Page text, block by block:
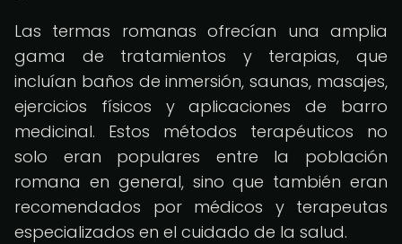
Las termas romanas ofrecían una amplia
gama de tratamientos y terapias, que
incluían baños de inmersión, saunas, masajes,
ejercicios físicos y aplicaciones de barro
medicinal. Estos métodos terapéuticos no
solo eran populares entre la población
romana en general, sino que también eran
recomendados por médicos y terapeutas
especializados en el cuidado de la salud.